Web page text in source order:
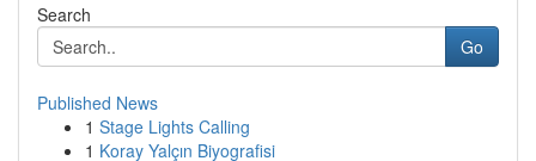
Search
Go
Published News
1 Stage Lights Calling
1 Koray Yalçın Biyografisi